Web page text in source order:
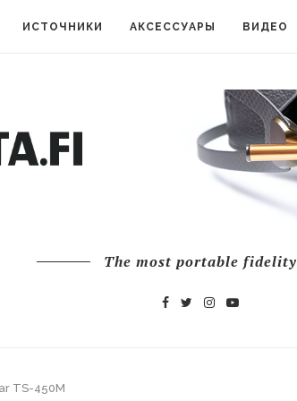
ИСТОЧНИКИ АКСЕССУАРЫ ВИДЕО
The most portable fidelity
TS-450M